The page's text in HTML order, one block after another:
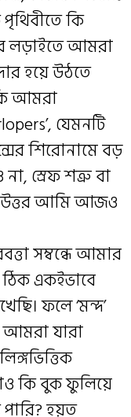
কি
লড়াইতে আমরা
হয়ে উঠতে
আমরা
যেমনটি
শিরোনামে বড়
স্রেফ শত্রু বা
উত্তর আমি আজও
সম্বন্ধে আমার
একইভাবে
ফলে ‘মন্দ’
আমরা যারা
কি বুক ফুলিয়ে
হয়ত